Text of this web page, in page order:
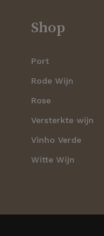
Shop
Port
Rode Wijn
Rose
Versterkte wijn
Vinho Verde
Witte Wijn